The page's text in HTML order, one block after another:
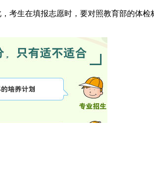
考生在填报志愿时，要对照教育部的体